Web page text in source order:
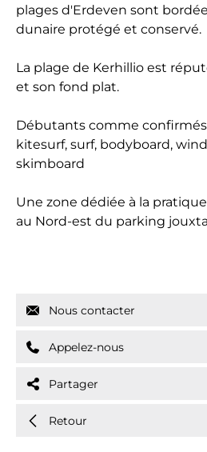
Nous contacter
Appelez-nous
Partager
Retour
plages d'Erdeven sont
dunaire protégé et conservé.
La plage de Kerhillio est
et son fond plat.
Débutants comme
kitesurf, surf, bodyboard,
skimboard
Une zone dédiée à la
au Nord-est du parking